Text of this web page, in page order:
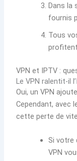
Dans la
fournis
Tous
VPN et IPTV :
Le VPN ralentit-il
Oui, un VPN
Cependant, avec
cette perte de
Si votre
VPN